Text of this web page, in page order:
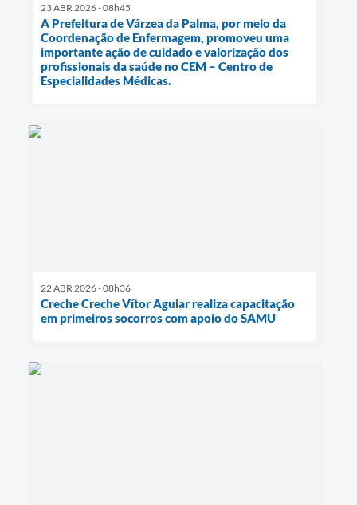
23 ABR 2026 - 08h45
A Prefeitura de Várzea da Palma, por meio da
Coordenação de Enfermagem, promoveu uma
importante ação de cuidado e valorização dos
profissionais da saúde no CEM – Centro de
Especialidades Médicas.
22 ABR 2026 - 08h36
Creche Creche Vítor Aguiar realiza capacitação
em primeiros socorros com apoio do SAMU